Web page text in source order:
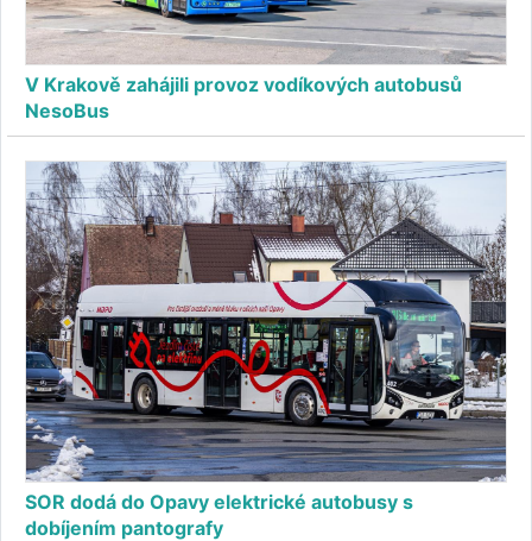
V Krakově zahájili provoz vodíkových autobusů
NesoBus
SOR dodá do Opavy elektrické autobusy s
dobíjením pantografy